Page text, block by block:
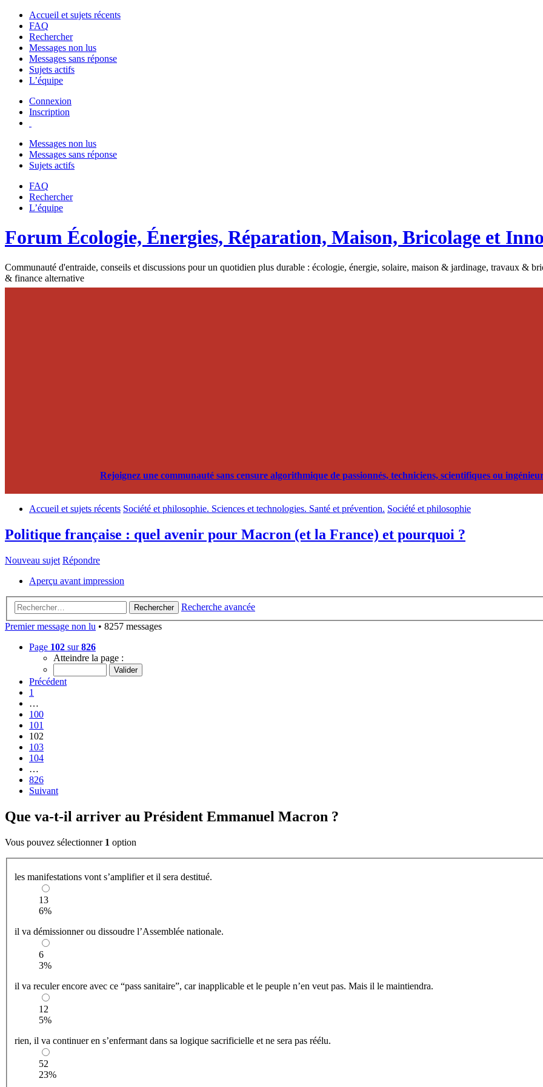
Accueil et sujets récents
FAQ
Rechercher
Messages non lus
Messages sans réponse
Sujets actifs
L’équipe
Connexion
Inscription
Messages non lus
Messages sans réponse
Sujets actifs
FAQ
Rechercher
L’équipe
Forum Écologie, Énergies, Réparation, Maison, Bricolage et
Communauté d'entraide, conseils et discussions pour un quotidien plus durable : écologie, énergie, solaire, maison & jardinage, travaux &
& finance alternative
Rejoignez une communauté sans censure algorithmique de passionnés, techniciens, scientifiques ou
Accueil et sujets récents Société et philosophie. Sciences et technologies. Santé et prévention. Société et philosophie
Politique française : quel avenir pour Macron (et la France) et pourquoi ?
Nouveau sujet Répondre
Aperçu avant impression
Rechercher
Recherche avancée
Premier message non lu • 8257 messages
Page 102 sur826
Atteindre la page :
Précédent
1
…
100
101
102
103
104
…
826
Suivant
Que va-t-il arriver au Président Emmanuel Macron ?
Vous pouvez sélectionner 1 option
les manifestations vont s’amplifier et il sera destitué.
13
6%
il va démissionner ou dissoudre l’Assemblée nationale.
6
3%
il va reculer encore avec ce “pass sanitaire”, car inapplicable et le peuple n’en veut pas. Mais il le maintiendra.
12
5%
rien, il va continuer en s’enfermant dans sa logique sacrificielle et ne sera pas réélu.
52
23%